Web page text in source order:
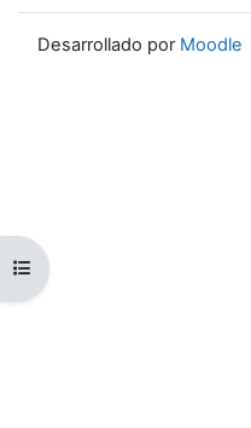
Abrir índice del curso
Desarrollado por Moodle